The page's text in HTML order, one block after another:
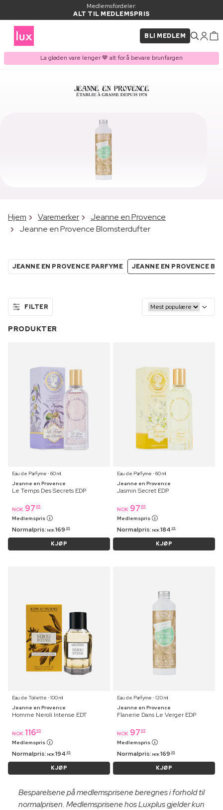
Medlemsfordeler:
ALT TIL MEDLEMSPRIS
BLI MEDLEM
La gløden vare lenger 🤎 alt for å bevare brunfargen
Hjem Varemerker
Jeanne en Provence
Jeanne en Provence Blomsterdufter
JEANNE EN PROVENCE PARFYME JEANNE EN PROVENCE
FILTER
PRODUKTER
Eau de Parfyme ⋅ 60 ml
Jeanne en Provence
Le Temps Des Secrets EDP
NOK 97 95
Medlemspris
Normalpris: NOK 169 95
KJØP
Eau de Parfyme ⋅ 60 ml
Jeanne en Provence
Jasmin Secret EDP
NOK 97 95
Medlemspris
Normalpris: NOK 184 95
KJØP
Eau de Toilette ⋅ 100 ml
Jeanne en Provence
Homme Neroli Intense EDT
NOK 11695
Medlemspris
Normalpris: NOK 194 95
KJØP
Eau de Parfyme ⋅ 120 ml
Jeanne en Provence
Flanerie Dans Le Verger EDP
NOK 97 95
Medlemspris
Normalpris: NOK 169 95
KJØP
Besparelsene på medlemsprisene beregnes i forhold til
normalprisen. Medlemsprisene hos Luxplus gjelder kun